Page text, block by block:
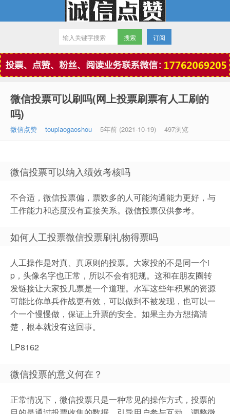
微信点赞
订阅
微信投票可以刷吗(网上投票刷票有人工刷的
吗)
微信点赞 toupiaogaoshou 5年前 (2021-10-19) 497浏览
微信投票可以纳入绩效考核吗
不合适，微信投票偏，票数多的人可能沟通能力更好，与
工作能力和态度没有直接关系。微信投票仅供参考。
如何人工投票微信投票刷礼物得票吗
人工操作是对真、真原则的投票。大家投的不是同一个i
p，头像名字也正常，所以不会有犯规。这和在朋友圈转
发链接让大家投几票是一个道理。水军这些年积累的资源
可能比你单兵作战更有效，可以做到不被发现，也可以一
个一个慢慢做，保证上升票的安全。如果主办方想搞清
楚，根本就没有这回事。
LP8162
微信投票的意义何在？
正常情况下，微信投票只是一种常见的操作方式，投票的